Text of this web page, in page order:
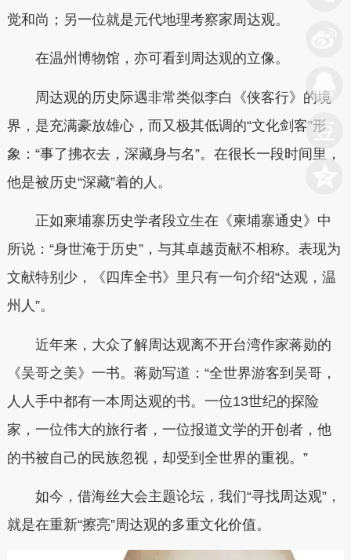
觉和尚；另一位就是元代地理考察家周达观。
在温州博物馆，亦可看到周达观的立像。
周达观的历史际遇非常类似李白《侠客行》的境
界，是充满豪放雄心，而又极其低调的“文化剑客”形
象：“事了拂衣去，深藏身与名”。在很长一段时间里，
他是被历史“深藏”着的人。
正如柬埔寨历史学者段立生在《柬埔寨通史》中
所说：“身世淹于历史”，与其卓越贡献不相称。表现为
文献特别少，《四库全书》里只有一句介绍“达观，温
州人”。
近年来，大众了解周达观离不开台湾作家蒋勋的
《吴哥之美》一书。蒋勋写道：“全世界游客到吴哥，
人人手中都有一本周达观的书。一位13世纪的探险
家，一位伟大的旅行者，一位报道文学的开创者，他
的书被自己的民族忽视，却受到全世界的重视。”
如今，借海丝大会主题论坛，我们“寻找周达观”，
就是在重新“擦亮”周达观的多重文化价值。